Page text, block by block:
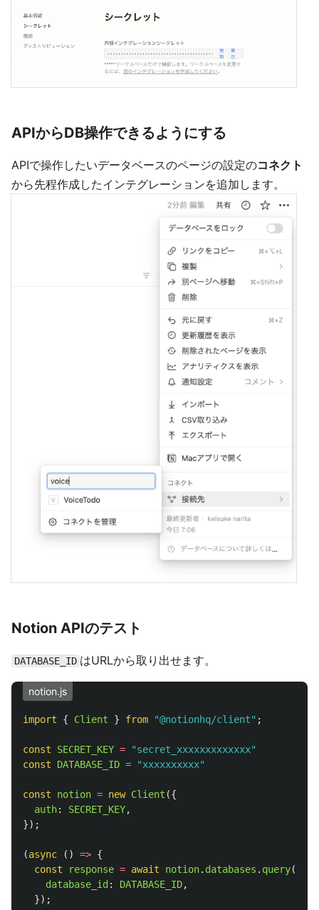
APIからDB操作できるようにする
APIで操作したいデータベースのページの設定のコネクト
から先程作成したインテグレーションを追加します。
Notion APIのテスト
DATABASE_ID はURLから取り出せます。
notion.js
import { Client } from "@notionhq/client" ;
const SECRET_KEY = "secret_xxxxxxxxxxxxx"
const
DATABASE_ID = "xxxxxxxxxx"
const notion = new Client ({
auth: SECRET_KEY,
});
(async () => {
const
response = await notion. databases . query({
database_id : DATABASE_ID,
});